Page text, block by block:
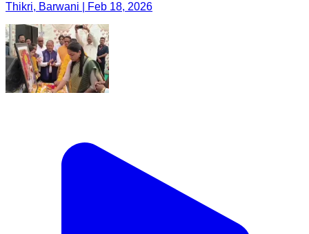
Thikri, Barwani | Feb 18, 2026